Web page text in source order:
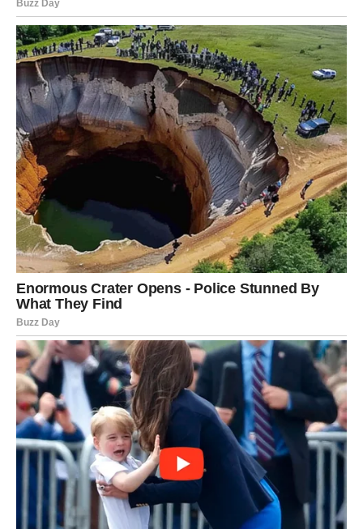
Ako naiđete na bilo kakve probleme s liječenjem, važno je
konzultirati se sa svojim liječnikom radi smjernica i mogućih
izmjena terapije. Osim toga, postizanje i održavanje zdrave
tjelesne težine ključno je za učinkovito upravljanje glukozom.
Prekomjerna težina, osobito oko trbuha, može spriječiti
kontrolu šećera u krvi. Postavljanje dostižnih ciljeva
mršavljenja i prihvaćanje zdravih načina života, uključujući
dobro uravnoteženu prehranu i dosljednu tjelesnu aktivnost,
može poboljšati osjetljivost na inzulin i podržati regulaciju
razine šećera u krvi.
Ukratko, upravljanje razinama glukoze u krvi ne uključuje
samo davanje lijekova, već i integraciju praksi zdravog načina